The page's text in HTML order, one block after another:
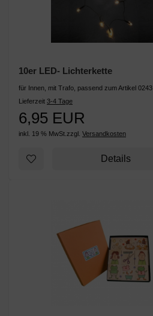
10er LED- Lichterkette
für Innen, mit Trafo, passend zum Artikel 0243
Lieferzeit 3-4 Tage
6,95 EUR
inkl. 19 % MwSt. zzgl. Versandkosten
Details